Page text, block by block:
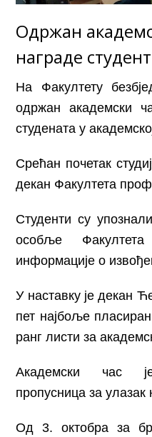
Одржан
награде
На Факултету
одржан академски
студената у
Срећан почетак
декан Факултета
Студенти су
особље
информације о
У наставку је декан
пет најбоље
ранг листи за
Академски час
пропусница за
Од 3. октобра за